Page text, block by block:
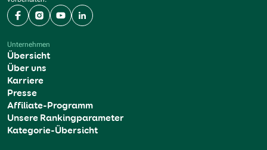
FacebookInstagram
YouTubeLinkedIn
Unternehmen
Übersicht
Über uns
Karriere
Presse
Affiliate-Programm
Unsere Rankingparameter
Kategorie-Übersicht